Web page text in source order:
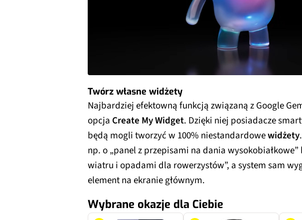
Twórz własne widżety
Najbardziej efektowną funkcją związaną z Google
opcja Create My Widget. Dzięki niej posiadacze
będą mogli tworzyć w 100% niestandardowewidżety
np. o „panel z przepisami na dania wysokobiałkowe”
wiatru i opadami dla rowerzystów”, a system sam
element na ekranie głównym.
Wybrane okazje dla Ciebie